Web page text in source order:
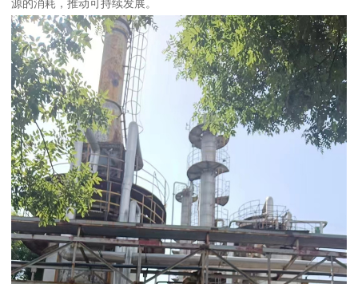
源的消耗，推动可持续发展。